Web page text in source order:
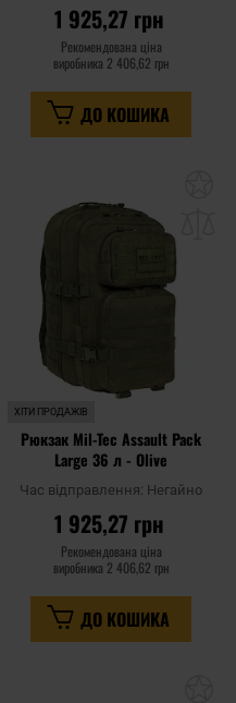
1 925,27 грн
Рекомендована ціна
виробника 2 406,62 грн
ДО КОШИКА
списку
уподобань
ХІТИ ПРОДАЖІВ
Рюкзак Mil-Tec Assault Pack
Large 36 л - Olive
Час відправлення: Негайно
1 925,27 грн
Рекомендована ціна
виробника 2 406,62 грн
ДО КОШИКА